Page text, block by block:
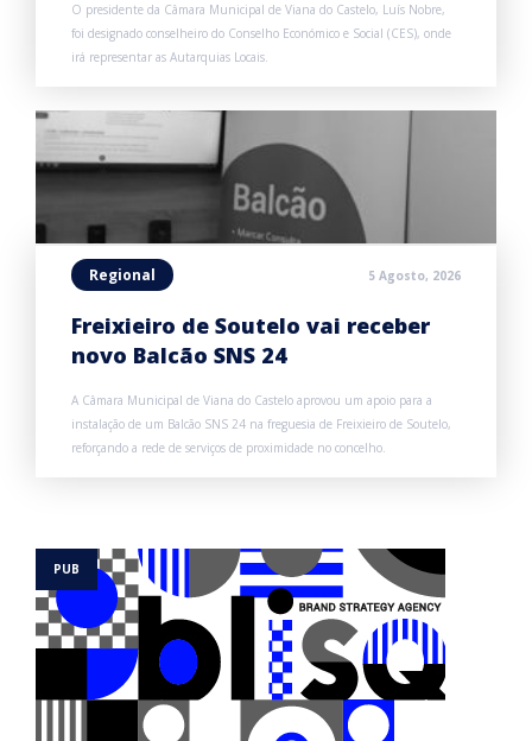
O presidente da Câmara Municipal de Viana do Castelo, Luís Nobre,
foi designado conselheiro do Conselho Económico e Social (CES), onde
irá representar as Autarquias Locais.
Regional 5 Agosto, 2026
Freixieiro de Soutelo vai receber
novo Balcão SNS 24
A Câmara Municipal de Viana do Castelo aprovou um apoio para a
instalação de um Balcão SNS 24 na freguesia de Freixieiro de Soutelo,
reforçando a rede de serviços de proximidade no concelho.